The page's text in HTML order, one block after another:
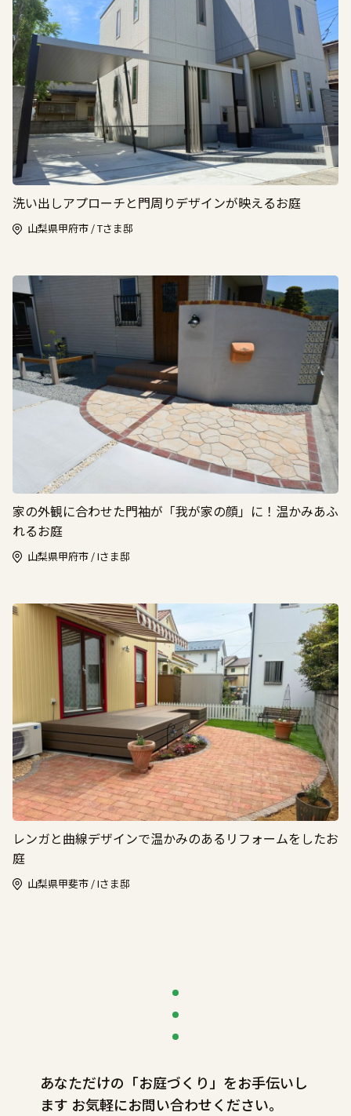
洗い出しアプローチと門周りデザインが映えるお庭
山梨県甲府市 / Tさま邸
家の外観に合わせた門袖が「我が家の顔」に！温かみあふ
れるお庭
山梨県甲府市 / Iさま邸
レンガと曲線デザインで温かみのあるリフォームをしたお
庭
山梨県甲斐市 / Iさま邸
あなただけの「お庭づくり」をお手伝いし
ます お気軽にお問い合わせください。